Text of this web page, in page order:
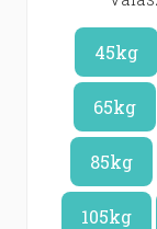
45kg
65kg
85kg
105kg